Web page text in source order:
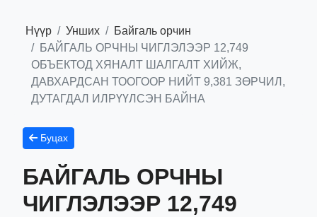
Нүүр Унших
Байгаль орчин
БАЙГАЛЬ ОРЧНЫ ЧИГЛЭЛЭЭР 12,749
ОБЪЕКТОД ХЯНАЛТ ШАЛГАЛТ ХИЙЖ,
ДАВХАРДСАН ТООГООР НИЙТ 9,381 ЗӨРЧИЛ,
ДУТАГДАЛ ИЛРҮҮЛСЭН БАЙНА
Буцах
БАЙГАЛЬ ОРЧНЫ
ЧИГЛЭЛЭЭР 12,749